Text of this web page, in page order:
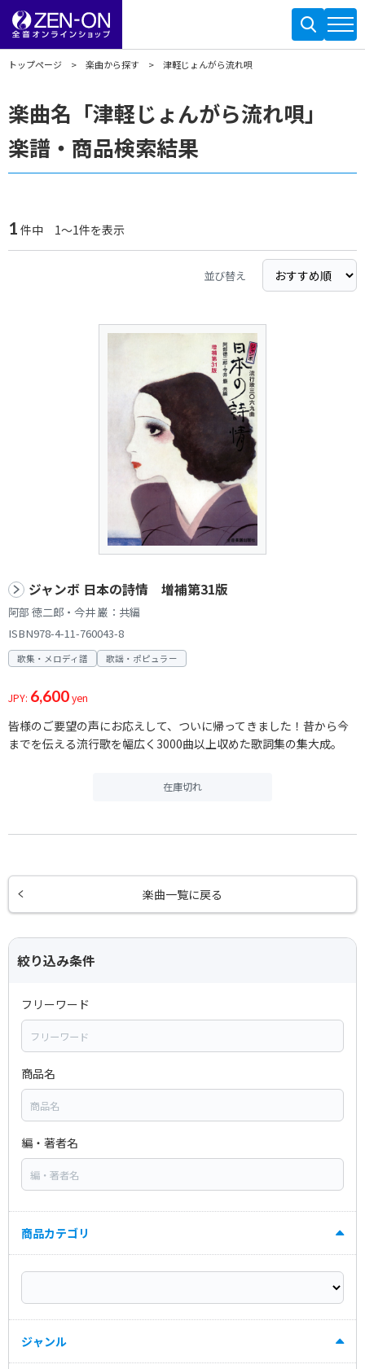
トップページ 楽曲から探す 津軽じょんがら流れ唄
楽曲名「津軽じょんがら流れ唄」
楽譜・商品検索結果
1 件中 1～1件を表示
並び替え
ジャンボ 日本の詩情 増補第31版
阿部 徳二郎・今井 巌：共編
ISBN978-4-11-760043-8
歌集・メロディ譜 歌謡・ポピュラー
JPY: 6,600yen
皆様のご要望の声にお応えして、ついに帰ってきました！昔から今
までを伝える流行歌を幅広く3000曲以上収めた歌詞集の集大成。
在庫切れ
楽曲一覧に戻る
絞り込み条件
フリーワード
商品名
編・著者名
商品カテゴリ
ジャンル